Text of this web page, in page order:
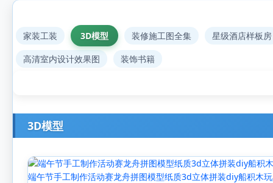
家装工装 3D模型 装修施工图全集
星级酒店样板房
高清室内设计效果图
装饰书籍
3D模型
端午节手工制作活动赛龙舟拼图模型纸质3d立体拼装diy船积木